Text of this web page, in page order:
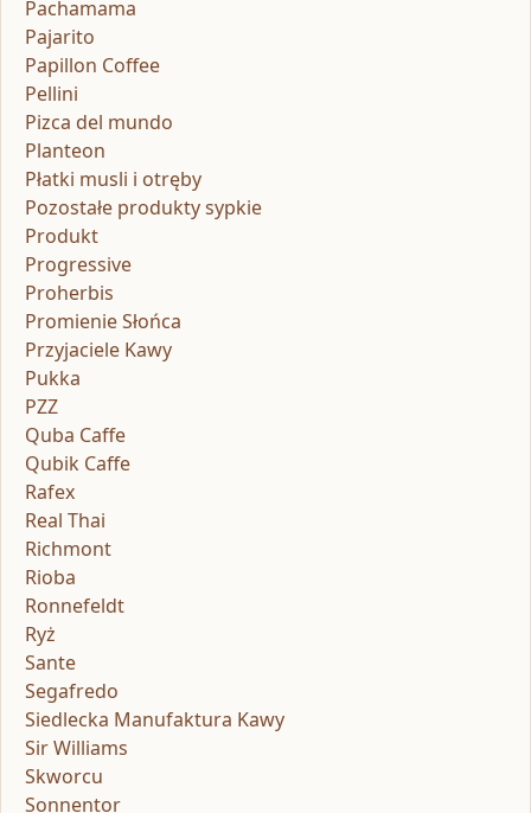
Pachamama
Pajarito
Papillon Coffee
Pellini
Pizca del mundo
Planteon
Płatki musli i otręby
Pozostałe produkty sypkie
Produkt
Progressive
Proherbis
Promienie Słońca
Przyjaciele Kawy
Pukka
PZZ
Quba Caffe
Qubik Caffe
Rafex
Real Thai
Richmont
Rioba
Ronnefeldt
Ryż
Sante
Segafredo
Siedlecka Manufaktura Kawy
Sir Williams
Skworcu
Sonnentor